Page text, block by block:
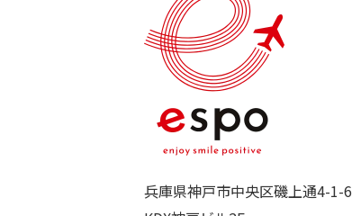
兵庫県神戸市中央区磯上通4-1-6